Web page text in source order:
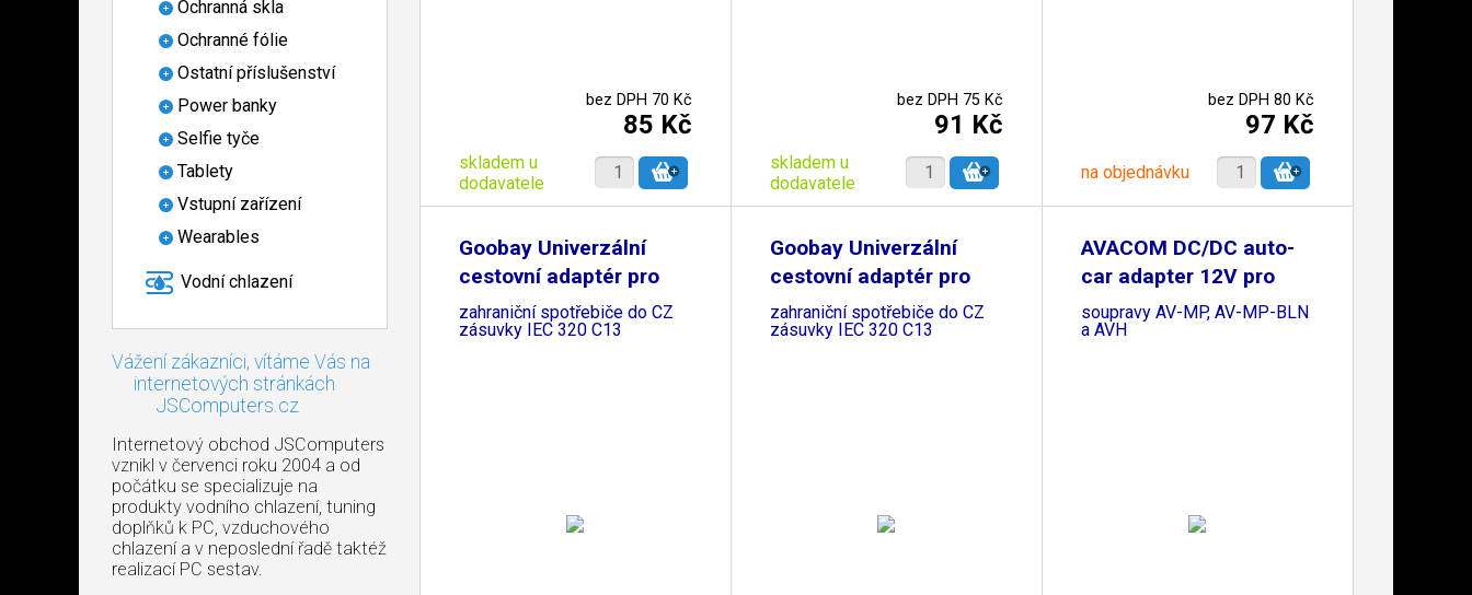
Ochranná skla
Ochranné fólie
Ostatní příslušenství
Power banky
Selfie tyče
Tablety
Vstupní zařízení
Wearables
Vodní chlazení
Vážení zákazníci, vítáme Vás na
internetových stránkách
JSComputers.cz
Internetový obchod JSComputers
vznikl v červenci roku 2004 a od
počátku se specializuje na
produkty vodního chlazení, tuning
doplňků k PC, vzduchového
chlazení a v neposlední řadě taktéž
realizací PC sestav.
bez DPH 70 Kč
85 Kč
skladem u
dodavatele
bez DPH 75 Kč
91 Kč
skladem u
dodavatele
bez DPH 80 Kč
97 Kč
na objednávku
Goobay Univerzální
cestovní adaptér pro
zahraniční spotřebiče do CZ
zásuvky IEC 320 C13
Goobay Univerzální
cestovní adaptér pro
zahraniční spotřebiče do CZ
zásuvky IEC 320 C13
AVACOM DC/DC auto-
car adapter 12V pro
soupravy AV-MP, AV-MP-BLN
a AVH